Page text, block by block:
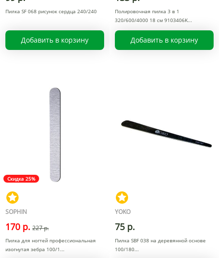
Пилка SF 068 рисунок сердца 240/240
Добавить в корзину
Полировочная пилка 3 в 1
320/600/4000 18 см 9103406K
Добавить в корзину
Скидка 25%
SOPHIN
170 р. 227 р.
Пилка для ногтей профессиональная
изогнутая зебра 100/1
YOKO
75 р.
Пилка SBF 038 на деревянной основе
100/180